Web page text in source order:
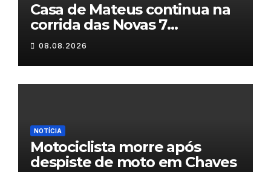
Casa de Mateus continua na
corrida das Novas 7
Maravilhas de Portugal
08.08.2026
NOTÍCIA
Motociclista morre após
despiste de moto em Chaves